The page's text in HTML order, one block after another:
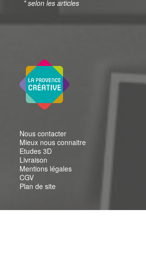
* selon les articles
Nous contacter
Mieux nous connaitre
Etudes 3D
Livraison
Mentions légales
CGV
Plan de site